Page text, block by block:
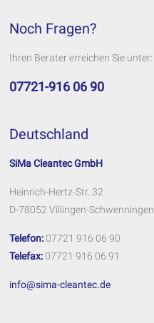
Noch Fragen?
Ihren Berater erreichen Sie unter:
07721-916 06 90
Deutschland
SiMa Cleantec GmbH
Heinrich-Hertz-Str. 32
D-78052 Villingen-Schwenningen
Telefon: 07721 916 06 90
Telefax: 07721 916 06 91
info@sima-cleantec.de